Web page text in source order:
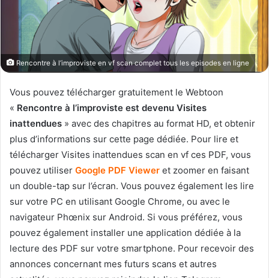
Rencontre à l’improviste en vf scan complet tous les episodes en ligne
Vous pouvez télécharger gratuitement le Webtoon
« Rencontre à l’improviste est devenu Visites
inattendues » avec des chapitres au format HD, et obtenir
plus d’informations sur cette page dédiée. Pour lire et
télécharger Visites inattendues scan en vf ces PDF, vous
pouvez utiliser Google PDF Viewer et zoomer en faisant
un double-tap sur l’écran. Vous pouvez également les lire
sur votre PC en utilisant Google Chrome, ou avec le
navigateur Phœnix sur Android. Si vous préférez, vous
pouvez également installer une application dédiée à la
lecture des PDF sur votre smartphone. Pour recevoir des
annonces concernant mes futurs scans et autres